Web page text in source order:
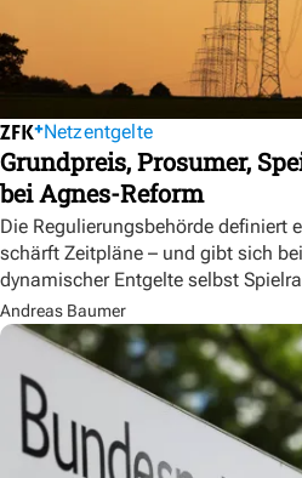
Netzentgelte
Grundpreis, Prosumer,
bei Agnes-Reform
Die Regulierungsbehörde definiert
schärft Zeitpläne – und gibt sich
dynamischer Entgelte selbst
Andreas Baumer